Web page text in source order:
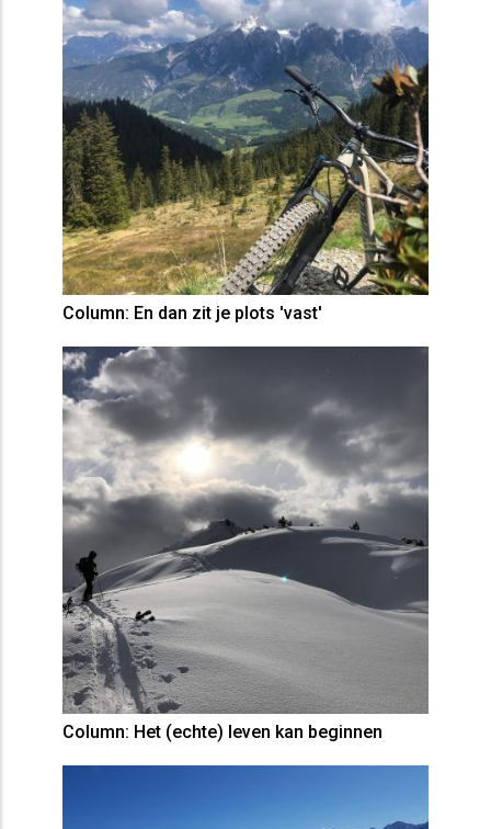
Column: En dan zit je plots 'vast'
Column: Het (echte) leven kan beginnen